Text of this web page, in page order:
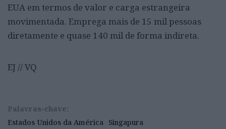
EUA em termos de valor e carga estrangeira
movimentada. Emprega mais de 15 mil pessoas
diretamente e quase 140 mil de forma indireta.
EJ // VQ
Palavras-chave:
Estados Unidos da América Singapura